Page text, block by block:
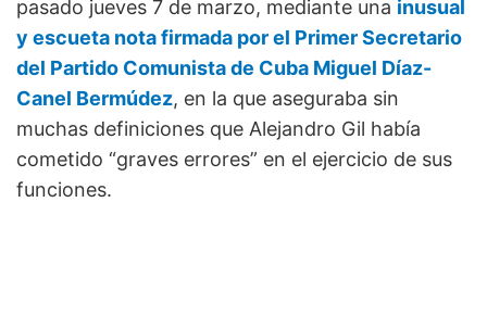
pasado jueves 7 de marzo, mediante una inusual
y escueta nota firmada por el Primer Secretario
del Partido Comunista de Cuba Miguel Díaz-
Canel Bermúdez, en la que aseguraba sin
muchas definiciones que Alejandro Gil había
cometido “graves errores” en el ejercicio de sus
funciones.